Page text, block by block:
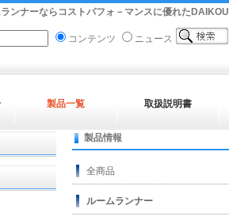
ンナーならコストパフォ－マンスに優れたDAIKOU
コンテンツ ニュース
製品一覧 取扱説明書
製品情報
全商品
ルームランナー